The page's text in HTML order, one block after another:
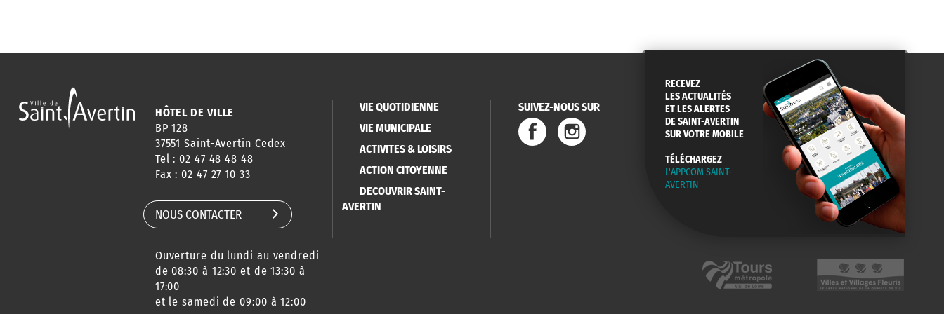
HÔTEL DE VILLE
BP 128
37551 Saint-Avertin Cedex
Tel : 02 47 48 48 48
Fax : 02 47 27 10 33
NOUS CONTACTER
Ouverture du lundi au vendredi
de 08:30 à 12:30 et de 13:30 à
17:00
et le samedi de 09:00 à 12:00
VIE QUOTIDIENNE
VIE MUNICIPALE
ACTIVITES & LOISIRS
ACTION CITOYENNE
DECOUVRIR SAINT-
AVERTIN
SUIVEZ-NOUS SUR
RECEVEZ
LES ACTUALITÉS
ET LES ALERTES
DE SAINT-AVERTIN
SUR VOTRE MOBILE
TÉLÉCHARGEZ
L'APPCOM SAINT-
AVERTIN